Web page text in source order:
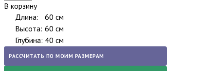
В корзину
Длина:
60 см
Высота: 60 см
Глубина: 40 см
РАССЧИТАТЬ ПО МОИМ РАЗМЕРАМ